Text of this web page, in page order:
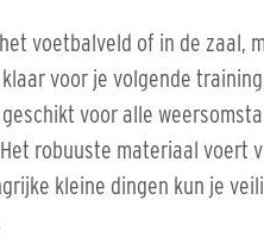
voetbalveld of in de zaal,
klaar voor je volgende
voor alle
robuuste materiaal voert
kleine dingen kun je